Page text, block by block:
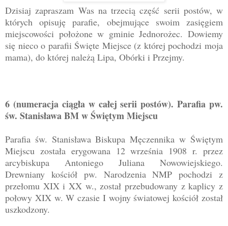
Dzisiaj zapraszam Was na trzecią część serii postów, w
których opisuję parafie, obejmujące swoim zasięgiem
miejscowości położone w gminie Jednorożec. Dowiemy
się nieco o parafii Święte Miejsce (z której pochodzi moja
mama), do której należą Lipa, Obórki i Przejmy.
6 (numeracja ciągła w całej serii postów). Parafia pw.
św. Stanisława BM w Świętym Miejscu
Parafia św. Stanisława Biskupa Męczennika w Świętym
Miejscu została erygowana 12 września 1908 r. przez
arcybiskupa Antoniego Juliana Nowowiejskiego.
Drewniany kościół pw. Narodzenia NMP pochodzi z
przełomu XIX i XX w., został przebudowany z kaplicy z
połowy XIX w. W czasie I wojny światowej kościół został
uszkodzony.